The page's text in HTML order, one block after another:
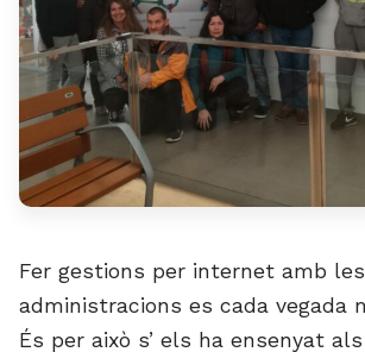
Fer gestions per internet amb
administracions es cada vegada
És per això s’ els ha ensenyat